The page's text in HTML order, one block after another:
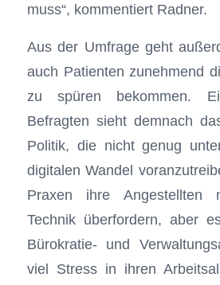
muss“, kommentiert Radner.
Aus der Umfrage geht
auch Patienten zunehmend
zu spüren bekommen.
Befragten sieht demnach
Politik, die nicht genug
digitalen Wandel
Praxen ihre Angestellten
Technik überfordern, aber
Bürokratie- und
viel Stress in ihren